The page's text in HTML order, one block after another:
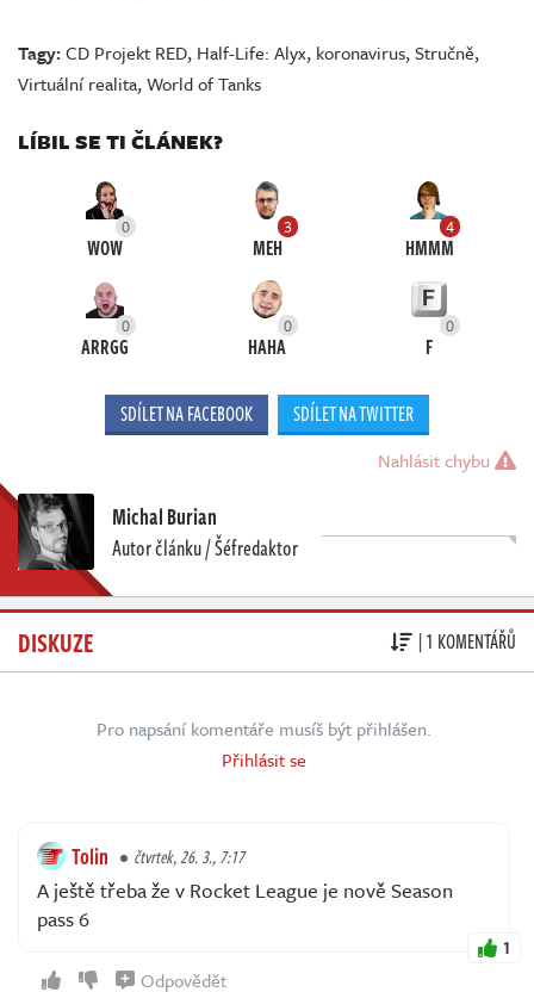
Tagy:CD Projekt RED, Half-Life: Alyx, koronavirus,Stručně,
Virtuální realita,World of Tanks
LÍBIL SE TI ČLÁNEK?
0
WOW
3
MEH
4
HMMM
0
ARRGG
0
HAHA
0
F
SDÍLET NA FACEBOOK SDÍLET NA TWITTER
Nahlásit chybu
Michal Burian
Autor článku / Šéfredaktor
DISKUZE | 1 KOMENTÁŘŮ
Pro napsání komentáře musíš být přihlášen.
Přihlásit se
Tolin čtvrtek, 26. 3., 7:17
A ještě třeba že v Rocket League je nově Season
pass 6
1
Odpovědět